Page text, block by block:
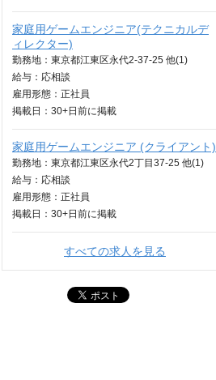
家庭用ゲームエンジニア(テクニカルデ
ィレクター)
勤務地：東京都江東区永代2-37-25 他(1)
給与： 応相談
雇用形態：正社員
掲載日： 30+日 前に掲載
家庭用ゲームエンジニア (クライアント)
勤務地：東京都江東区永代2丁目37-25 他(1)
給与： 応相談
雇用形態：正社員
掲載日： 30+日 前に掲載
すべての求人を見る